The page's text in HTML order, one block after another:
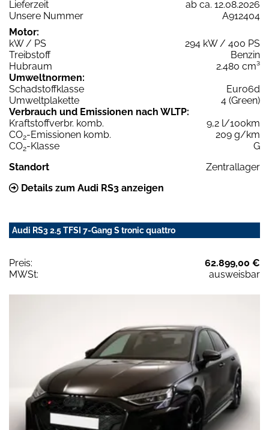
Lieferzeit
ab ca. 12.08.2026
Unsere Nummer
A912404
Motor:
kW / PS
294 kW / 400 PS
Treibstoff
Benzin
Hubraum
2.480 cm³
Umweltnormen:
Schadstoffklasse
Euro6d
Umweltplakette
4 (Green)
Verbrauch und Emissionen nach WLTP:
Kraftstoffverbr. komb.
9,2 l/100km
CO2-Emissionen komb.
209 g/km
CO2-Klasse
G
Standort
Zentrallager
Details zum Audi RS3 anzeigen
Audi RS3 2.5 TFSI 7-Gang S tronic quattro
Preis:
62.899,00 €
MWSt:
ausweisbar